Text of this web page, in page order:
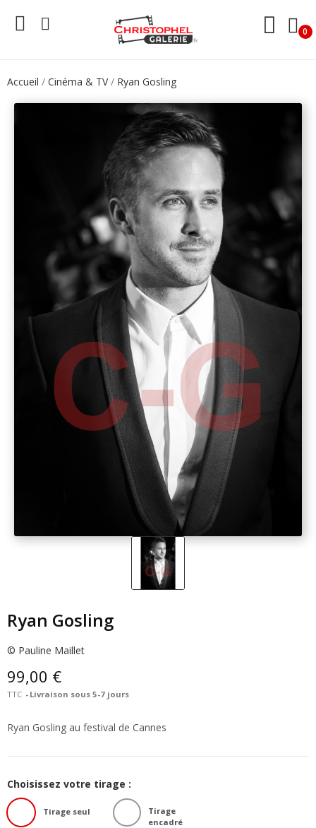
0
Accueil Cinéma & TV Ryan Gosling
Ryan Gosling
© Pauline Maillet
99,00 €
TTC Livraison sous 5-7 jours
Ryan Gosling au festival de Cannes
Choisissez votre tirage :
Tirage seul
Tirage
encadré